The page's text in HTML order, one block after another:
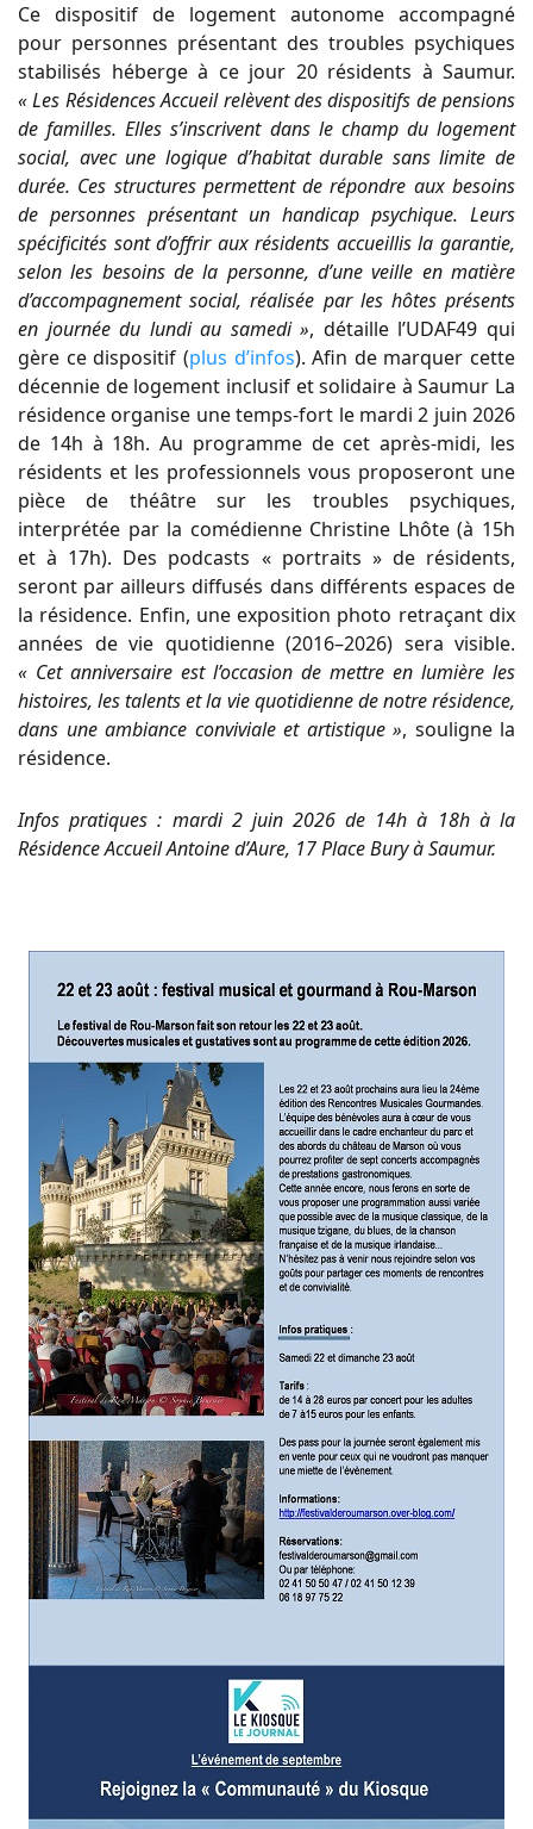
Ce dispositif de logement autonome accompagné
pour personnes présentant des troubles psychiques
stabilisés héberge à ce jour 20 résidents à Saumur.
« Les Résidences Accueil relèvent des dispositifs de pensions
de familles. Elles s’inscrivent dans le champ du logement
social, avec une logique d’habitat durable sans limite de
durée. Ces structures permettent de répondre aux besoins
de personnes présentant un handicap psychique. Leurs
spécificités sont d’offrir aux résidents accueillis la garantie,
selon les besoins de la personne, d’une veille en matière
d’accompagnement social, réalisée par les hôtes présents
en journée du lundi au samedi », détaille l’UDAF49 qui
gère ce dispositif (plus d’infos). Afin de marquer cette
décennie de logement inclusif et solidaire à Saumur La
résidence organise une temps-fort le mardi 2 juin 2026
de 14h à 18h. Au programme de cet après-midi, les
résidents et les professionnels vous proposeront une
pièce de théâtre sur les troubles psychiques,
interprétée par la comédienne Christine Lhôte (à 15h
et à 17h). Des podcasts « portraits » de résidents,
seront par ailleurs diffusés dans différents espaces de
la résidence. Enfin, une exposition photo retraçant dix
années de vie quotidienne (2016–2026) sera visible.
« Cet anniversaire est l’occasion de mettre en lumière les
histoires, les talents et la vie quotidienne de notre résidence,
dans une ambiance conviviale et artistique », souligne la
résidence.
Infos pratiques : mardi 2 juin 2026 de 14h à 18h à la
Résidence Accueil Antoine d’Aure, 17 Place Bury à Saumur.